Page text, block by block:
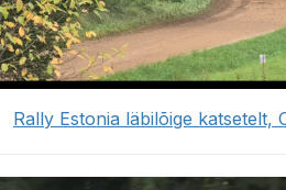
Rally Estonia läbilõige katsetelt,